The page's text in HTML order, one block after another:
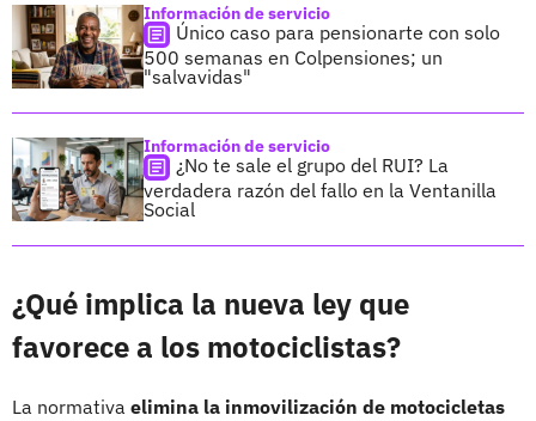
Información de servicio
Único caso para pensionarte con solo
500 semanas en Colpensiones; un
"salvavidas"
Información de servicio
¿No te sale el grupo del RUI? La
verdadera razón del fallo en la Ventanilla
Social
¿Qué implica la nueva ley que
favorece a los motociclistas?
La normativa elimina la inmovilización de motocicletas